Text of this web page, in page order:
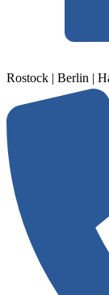
Rostock | Berlin |